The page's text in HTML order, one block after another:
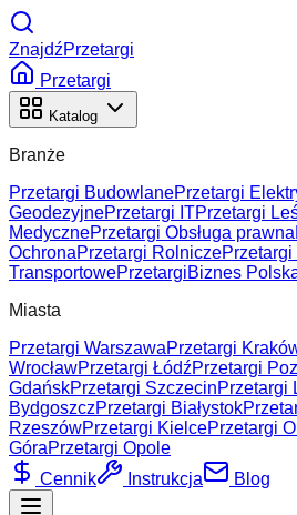
ZnajdźPrzetargi
Przetargi
Katalog
Branże
Przetargi BudowlanePrzetargi
GeodezyjnePrzetargi ITPrzetargi
MedycznePrzetargi Obsługa prawna
OchronaPrzetargi Rolnicze
TransportowePrzetargiBiznes
Miasta
Przetargi WarszawaPrzetargi
WrocławPrzetargi ŁódźPrzetargi
GdańskPrzetargi SzczecinPrzetargi
BydgoszczPrzetargi Białystok
RzeszówPrzetargi KielcePrzetargi
GóraPrzetargi Opole
Cennik
Instrukcja Blog